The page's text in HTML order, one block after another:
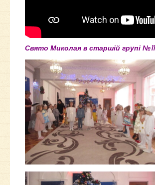
Свято Миколая в старшій групі №11